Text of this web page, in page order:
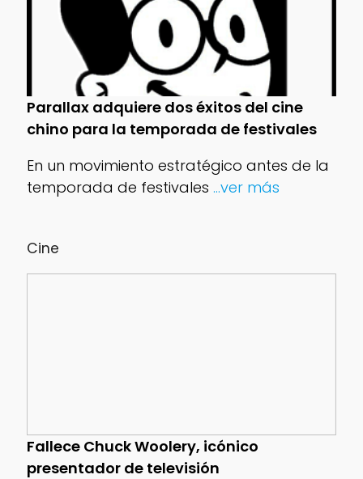
Cine
Fallece Chuck Woolery, icónico
presentador de televisión
Parallax adquiere dos éxitos del cine
chino para la temporada de festivales
En un movimiento estratégico antes de la
temporada de festivales ...ver más